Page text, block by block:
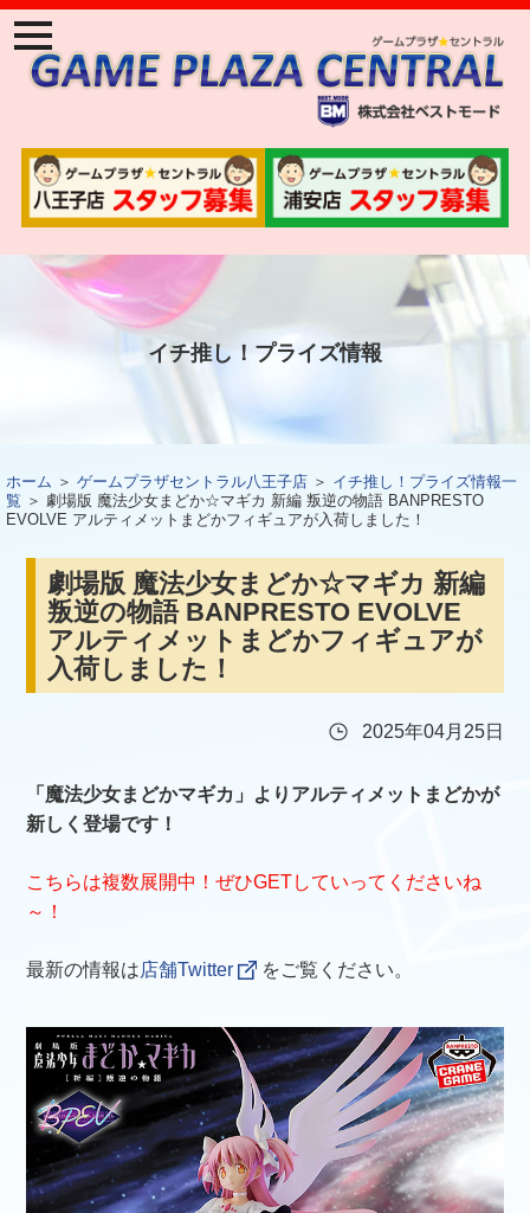
ナ
ビ
ゲ
ー
ン
メ
ニ
ュ
イチ推し！プライズ情報
ホーム ＞ ゲームプラザセントラル八王子店 ＞ イチ推し！プライズ情報一
覧 ＞ 劇場版 魔法少女まどか☆マギカ 新編 叛逆の物語 BANPRESTO
EVOLVE アルティメットまどかフィギュアが入荷しました！
劇場版 魔法少女まどか☆マギカ 新編
叛逆の物語 BANPRESTO EVOLVE
アルティメットまどかフィギュアが
入荷しました！
2025年04月25日
「魔法少女まどかマギカ」よりアルティメットまどかが
新しく登場です！
こちらは複数展開中！ぜひGETしていってくださいね
～！
最新の情報は店舗Twitter をご覧ください。